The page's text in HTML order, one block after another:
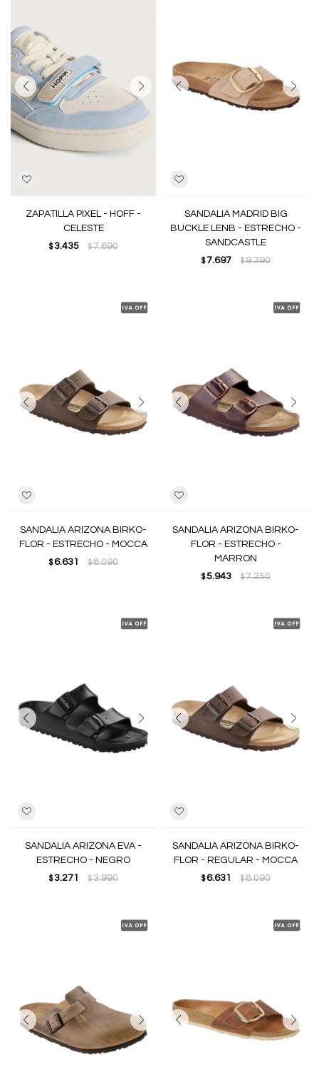
ZAPATILLA PIXEL - HOFF -
CELESTE
$ 3.435 $7.690
SANDALIA MADRID BIG
BUCKLE LENB - ESTRECHO -
SANDCASTLE
$ 7.697 $9.390
SANDALIA ARIZONA BIRKO-
FLOR - ESTRECHO - MOCCA
$ 6.631 $8.090
SANDALIA ARIZONA BIRKO-
FLOR - ESTRECHO -
MARRON
$ 5.943 $7.250
SANDALIA ARIZONA EVA -
ESTRECHO - NEGRO
$ 3.271 $3.990
SANDALIA ARIZONA BIRKO-
FLOR - REGULAR - MOCCA
$ 6.631 $8.090